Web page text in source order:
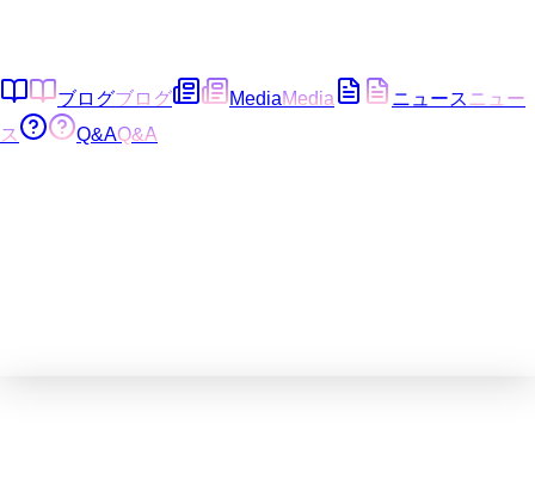
ブログブログ MediaMedia ニュース ニュー
ス
Q&AQ&A